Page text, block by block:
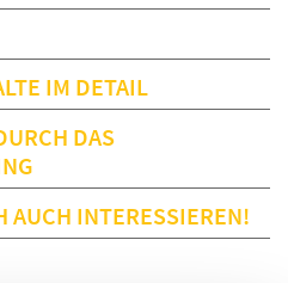
IM DETAIL
DAS
AUCH INTERESSIEREN!